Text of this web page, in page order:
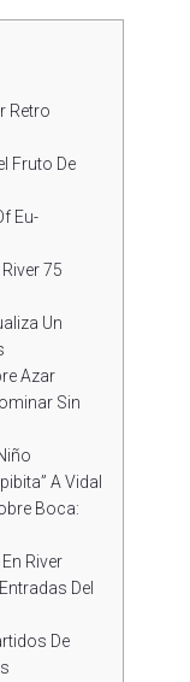
Retro
Fruto De
Eu-
75
Un
Azar
Sin
A Vidal
Boca:
River
Del
De